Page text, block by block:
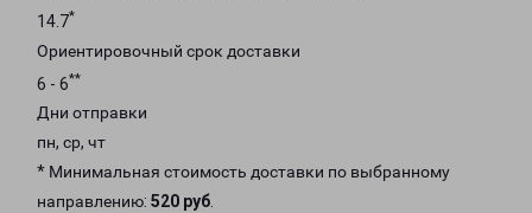
14.7*
Ориентировочный срок доставки
6 - 6**
Дни отправки
пн, ср, чт
* Минимальная стоимость доставки по выбранному
направлению: 520 руб.